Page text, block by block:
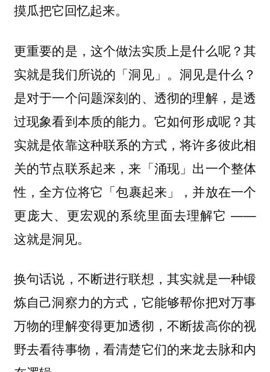
摸瓜把它回忆起来。
更重要的是，这个做法实质上是什么呢？其
实就是我们所说的「洞见」。洞见是什么？
是对于一个问题深刻的、透彻的理解，是透
过现象看到本质的能力。它如何形成呢？其
实就是依靠这种联系的方式，将许多彼此相
关的节点联系起来，来「涌现」出一个整体
性，全方位将它「包裹起来」，并放在一个
更庞大、更宏观的系统里面去理解它 ——
这就是洞见。
换句话说，不断进行联想，其实就是一种锻
炼自己洞察力的方式，它能够帮你把对万事
万物的理解变得更加透彻，不断拔高你的视
野去看待事物，看清楚它们的来龙去脉和内